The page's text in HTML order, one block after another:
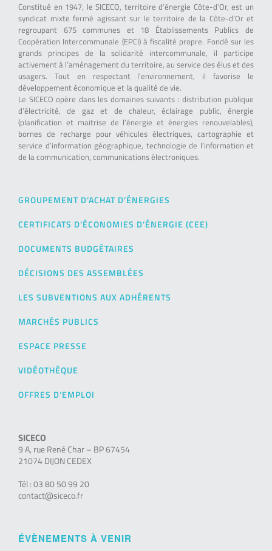
Constitué en 1947, le SICECO, territoire d’énergie Côte-d’Or, est un
syndicat mixte fermé agissant sur le territoire de la Côte-d’Or et
regroupant 675 communes et 18 Établissements Publics de
Coopération Intercommunale (EPCI) à fiscalité propre. Fondé sur les
grands principes de la solidarité intercommunale, il participe
activement à l’aménagement du territoire, au service des élus et des
usagers. Tout en respectant l’environnement, il favorise le
développement économique et la qualité de vie.
Le SICECO opère dans les domaines suivants : distribution publique
d’électricité, de gaz et de chaleur, éclairage public, énergie
(planification et maitrise de l’énergie et énergies renouvelables),
bornes de recharge pour véhicules électriques, cartographie et
service d’information géographique, technologie de l’information et
de la communication, communications électroniques.
GROUPEMENT D’ACHAT D’ÉNERGIES
CERTIFICATS D’ÉCONOMIES D’ÉNERGIE (CEE)
DOCUMENTS BUDGÉTAIRES
DÉCISIONS DES ASSEMBLÉES
LES SUBVENTIONS AUX ADHÉRENTS
MARCHÉS PUBLICS
ESPACE PRESSE
VIDÉOTHÈQUE
OFFRES D’EMPLOI
SICECO
9 A, rue René Char – BP 67454
21074 DIJON CEDEX
Tél : 03 80 50 99 20
contact@siceco.fr
ÉVÈNEMENTS À VENIR